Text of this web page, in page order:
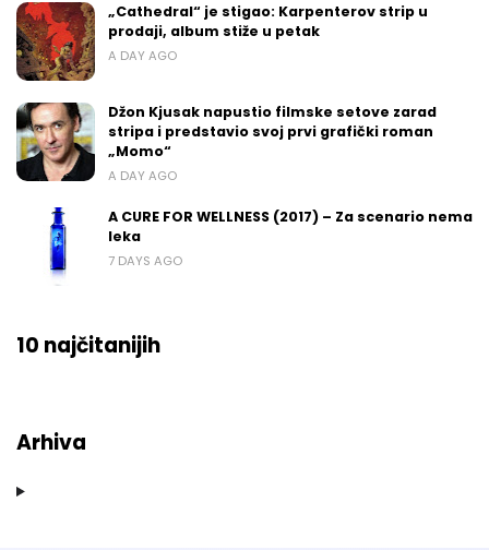
„Cathedral“ je stigao: Karpenterov strip u
prodaji, album stiže u petak
A DAY AGO
Džon Kjusak napustio filmske setove zarad
stripa i predstavio svoj prvi grafički roman
„Momo“
A DAY AGO
A CURE FOR WELLNESS (2017) – Za scenario nema
leka
7 DAYS AGO
10 najčitanijih
Arhiva